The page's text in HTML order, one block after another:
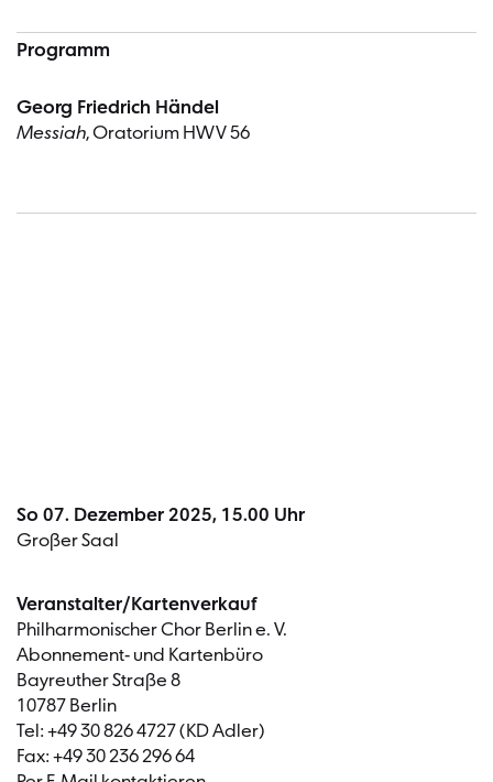
Programm
Georg Friedrich Händel
Messiah, Oratorium HWV 56
So 07. Dezember 2025, 15.00 Uhr
Großer Saal
Veranstalter/Kartenverkauf
Philharmonischer Chor Berlin e. V.
Abonnement- und Kartenbüro
Bayreuther Straße 8
10787 Berlin
Tel: +49 30 826 4727 (KD Adler)
Fax: +49 30 236 296 64